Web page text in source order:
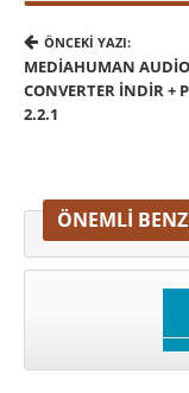
ÖNCEKI YAZI:
MEDIAHUMAN AUDIO
CONVERTER İNDIR +
2.2.1
ÖNEMLI